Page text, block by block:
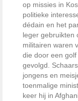
op missies in
politieke
dédain en het
leger gebruikten
militairen waren
die door een
gevolgd.
jongens en
toenmalige
keer hij in